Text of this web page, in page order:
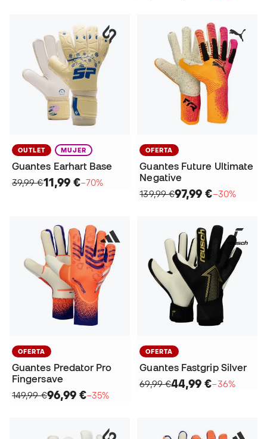
OUTLET MUJER
Guantes Earhart Base
39,99 €11,99 €−70%
OFERTA
Guantes Future Ultimate
Negative
139,99 €97,99 €−30%
OFERTA
Guantes Predator Pro
Fingersave
149,99 €96,99 €−35%
OFERTA
Guantes Fastgrip Silver
69,99 €44,99 €−36%